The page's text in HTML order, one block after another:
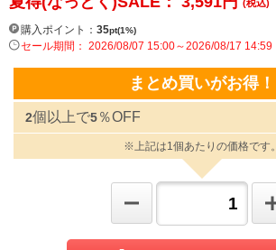
(税込)
購入ポイント： 35pt(1%)
セール期間： 2026/08/07 15:00～2026/08/17 14:59
まとめ買いがお得！
2個以上で5％OFF
※上記は1個あたりの価格です。